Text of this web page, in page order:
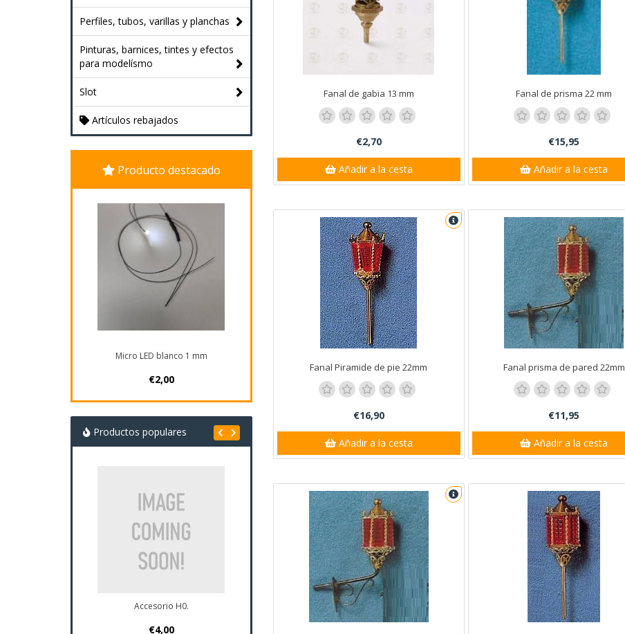
Perfiles, tubos, varillas y planchas
Pinturas, barnices, tintes y efectos
para modelísmo
Slot
Artículos rebajados
Producto destacado
Micro LED blanco 1 mm
€2,00
Productos populares
Accesorio H0. Plano Navio Santa Ana
Fanal de gabia 13 mm
€2,70
Añadir a la cesta
Fanal de prisma 22 mm
€15,95
Añadir a la cesta
Fanal Piramide de pie 22mm
€16,90
Añadir a la cesta
Fanal prisma de pared 22mm
€11,95
Añadir a la cesta